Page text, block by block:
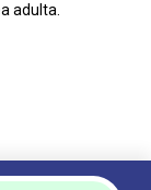
adulta.